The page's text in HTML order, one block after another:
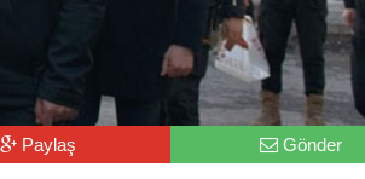
Paylaş Gönder